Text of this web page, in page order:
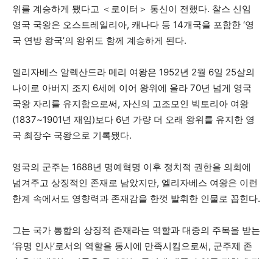
위를 계승하게 됐다고 ＜로이터＞ 통신이 전했다. 찰스 신임
영국 국왕은 오스트레일리아, 캐나다 등 14개국을 포함한 ‘영
국 연방 왕국’의 왕위도 함께 계승하게 된다.
엘리자베스 알렉산드라 메리 여왕은 1952년 2월 6일 25살의
나이로 아버지 조지 6세에 이어 왕위에 올라 70년 넘게 영국
국왕 자리를 유지함으로써, 자신의 고조모인 빅토리아 여왕
(1837~1901년 재임)보다 6년 가량 더 오래 왕위를 유지한 영
국 최장수 국왕으로 기록됐다.
영국의 군주는 1688년 명예혁명 이후 정치적 권한을 의회에
넘겨주고 상징적인 존재로 남았지만, 엘리자베스 여왕은 이런
한계 속에서도 영향력과 존재감을 한껏 발휘한 인물로 꼽힌다.
그는 국가 통합의 상징적 존재라는 역할과 대중의 주목을 받는
‘유명 인사’로서의 역할을 동시에 만족시킴으로써, 군주제 존